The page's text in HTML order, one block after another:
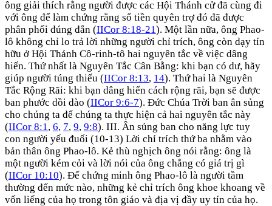
ông giải thích rằng người được các Hội Thánh cử đã cùng đi
với ông để làm chứng rằng số tiền quyên trợ đó đã được
phân phối đúng đắn (IICor 8:18-21). Một lần nữa, ông Phao-
lô không chỉ lo trả lời những người chỉ trích, ông còn dạy tín
hữu ở Hội Thánh Cô-rinh-tô hai nguyên tắc về việc dâng
hiến. Thứ nhất là Nguyên Tắc Cân Bằng: khi bạn có dư, hãy
giúp người túng thiếu (IICor 8:13, 14). Thứ hai là Nguyên
Tắc Rộng Rãi: khi bạn dâng hiến cách rộng rãi, bạn sẽ được
ban phước dồi dào (IICor 9:6-7). Đức Chúa Trời ban ân sủng
cho chúng ta để chúng ta thực hiện cả hai nguyên tắc này
(IICor 8:1, 6, 7, 9, 9:8). III. Ân sủng ban cho năng lực tuy
con người yếu đuối (10-13) Lời chỉ trích thứ ba nhằm vào
bản thân ông Phao-lô. Kẻ thù nghịch ông nói rằng: ông là
một người kém cỏi và lời nói của ông chẳng có giá trị gì
(IICor 10:10). Để chứng minh ông Phao-lô là người tầm
thường đến mức nào, những kẻ chỉ trích ông khoe khoang về
vốn liếng của họ trong tôn giáo và địa vị đầy uy tín của họ.